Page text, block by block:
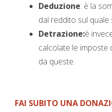
Deduzione: è la
dal reddito sul
Detrazione:è
calcolate le imposte
da queste.
FAI SUBITO UNA